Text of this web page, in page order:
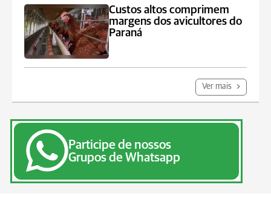
Custos altos comprimem
margens dos avicultores do
Paraná
Ver mais
Participe de nossos
Grupos de Whatsapp